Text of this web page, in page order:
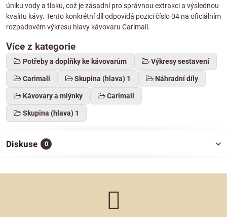
úniku vody a tlaku, což je zásadní pro správnou extrakci a výslednou
kvalitu kávy. Tento konkrétní díl odpovídá pozici číslo 04 na oficiálním
rozpadovém výkresu hlavy kávovaru Carimali.
Více z kategorie
Potřeby a doplňky ke kávovarům Výkresy sestavení
Carimali Skupina (hlava) 1 Náhradní díly
Kávovary a mlýnky Carimali
Skupina (hlava) 1
Diskuse 0